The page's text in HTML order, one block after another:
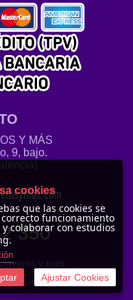
Y MÁS
9, bajo.
350
y más
www.urbecom.com
cookies
que las cookies se
funcionamiento
colaborar con estudios
Ajustar Cookies